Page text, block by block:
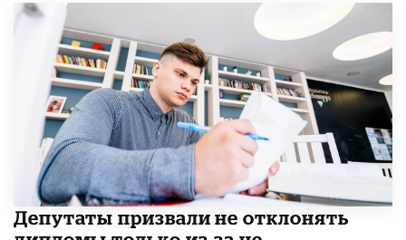
Депутаты призвали не отклонять